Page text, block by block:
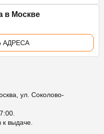
в Москве
АДРЕСА
ул. Соколово-
к выдаче.